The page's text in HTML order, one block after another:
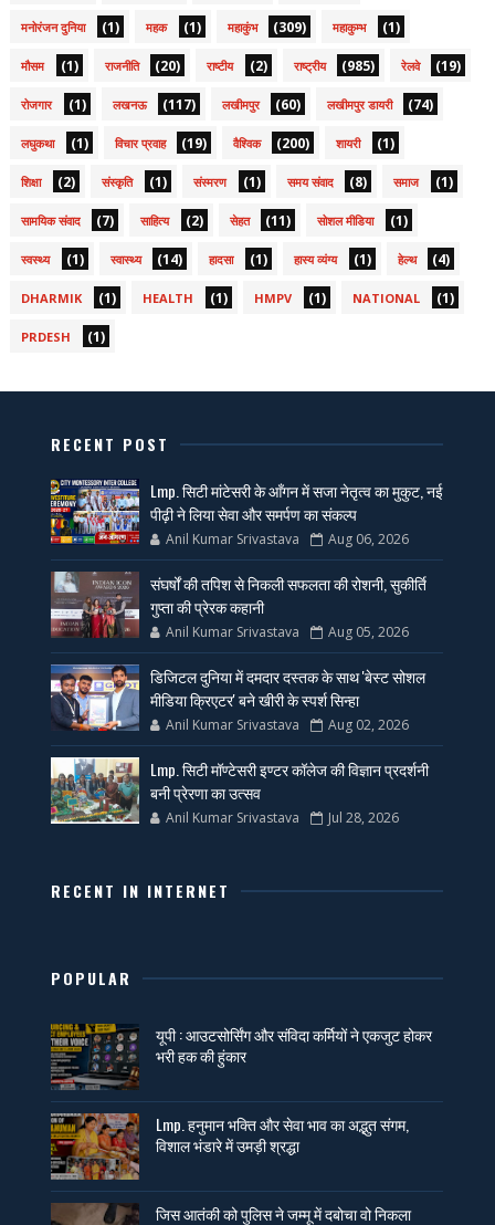
मनोरंजन दुनिया (1) महक (1) महाकुंभ (309) महाकुम्भ (1)
मौसम (1) राजनीति (20) राष्टीय (2) राष्ट्रीय (985) रेलवे (19)
रोजगार (1) लखनऊ (117) लखीमपुर (60) लखीमपुर डायरी (74)
लघुकथा (1) विचार प्रवाह (19) वैश्विक (200) शायरी (1)
शिक्षा (2) संस्कृति (1) संस्मरण (1) समय संवाद (8) समाज (1)
सामयिक संवाद (7) साहित्य (2) सेहत (11) सोशल मीडिया (1)
स्वस्थ्य (1) स्वास्थ्य (14) हादसा (1) हास्य व्यंग्य (1) हेल्थ (4)
DHARMIK (1) HEALTH (1) HMPV (1) NATIONAL (1)
PRDESH (1)
RECENT POST
Lmp. सिटी मांटेसरी के आँगन में सजा नेतृत्व का मुकुट, नई
पीढ़ी ने लिया सेवा और समर्पण का संकल्प
Anil Kumar Srivastava Aug 06, 2026
संघर्षों की तपिश से निकली सफलता की रोशनी, सुकीर्ति
गुप्ता की प्रेरक कहानी
Anil Kumar Srivastava Aug 05, 2026
डिजिटल दुनिया में दमदार दस्तक के साथ 'बेस्ट सोशल
मीडिया क्रिएटर' बने खीरी के स्पर्श सिन्हा
Anil Kumar Srivastava Aug 02, 2026
Lmp. सिटी मॉण्टेसरी इण्टर कॉलेज की विज्ञान प्रदर्शनी
बनी प्रेरणा का उत्सव
Anil Kumar Srivastava Jul 28, 2026
RECENT IN INTERNET
POPULAR
यूपी : आउटसोर्सिंग और संविदा कर्मियों ने एकजुट होकर
भरी हक की हुंकार
Lmp. हनुमान भक्ति और सेवा भाव का अद्भुत संगम,
विशाल भंडारे में उमड़ी श्रद्धा
जिस आतंकी को पुलिस ने जम्मू में दबोचा वो निकला